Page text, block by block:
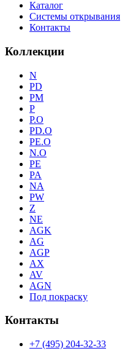
Каталог
Системы открывания
Контакты
Коллекции
N
PD
PM
P
P.O
PD.O
PE.O
N.O
PE
PA
NA
PW
Z
NE
AGK
AG
AGP
AX
AV
AGN
Под покраску
Контакты
+7 (495) 204-32-33